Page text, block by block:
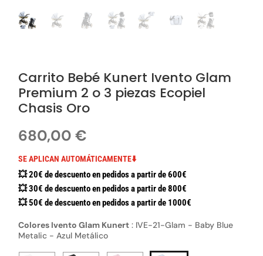
Carrito Bebé Kunert Ivento Glam
Premium 2 o 3 piezas Ecopiel
Chasis Oro
680,00€
SE APLICAN AUTOMÁTICAMENTE⬇️
💥 20€ de descuento en pedidos a partir de 600€
💥 30€ de descuento en pedidos a partir de 800€
💥 50€ de descuento en pedidos a partir de 1000€
Colores Ivento Glam Kunert : IVE-21-Glam - Baby Blue
Metalic - Azul Metálico